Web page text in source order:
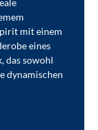
mit einem
eines
das sowohl
dynamischen